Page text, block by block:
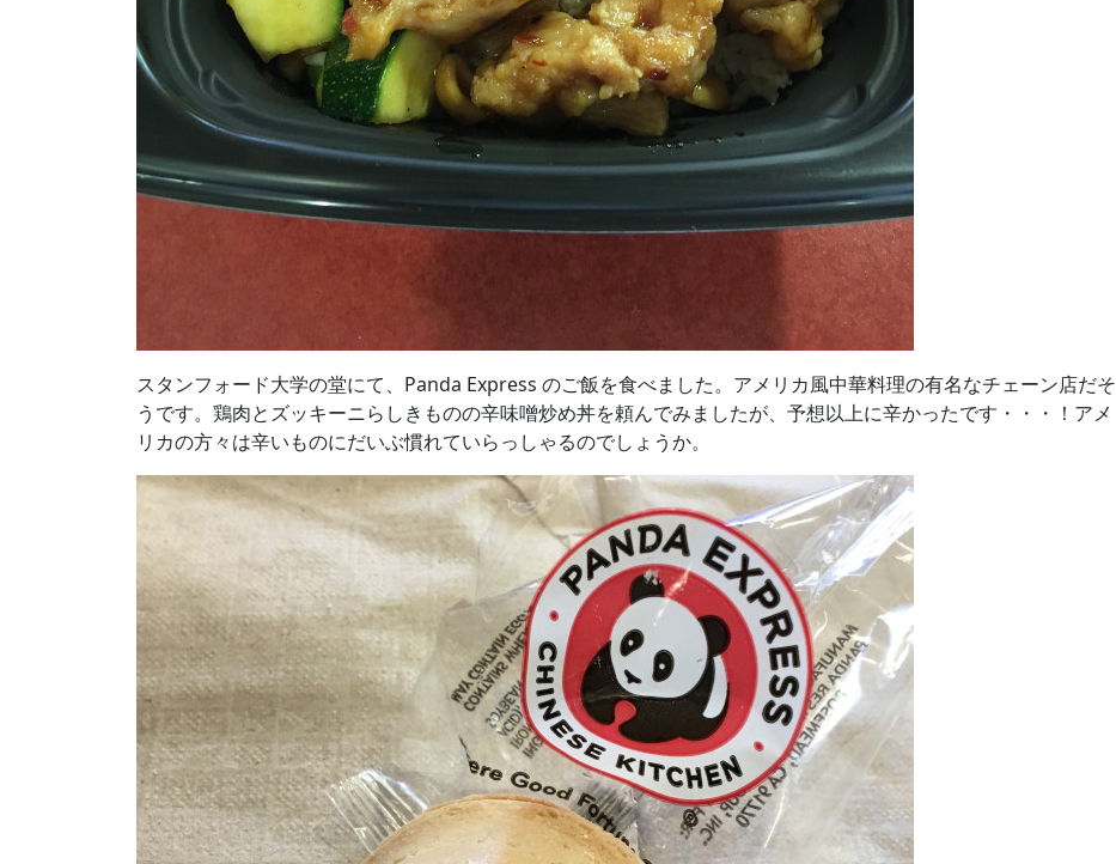
スタンフォード大学の堂にて、Panda Express のご飯を食べました。アメリカ風中華料理の有名なチェーン店だそ
うです。鶏肉とズッキーニらしきものの辛味噌炒め丼を頼んでみましたが、予想以上に辛かったです・・・！アメ
リカの方々は辛いものにだいぶ慣れていらっしゃるのでしょうか。